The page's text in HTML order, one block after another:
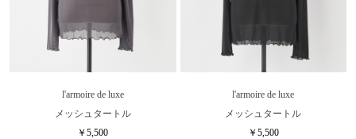
l'armoire de luxe
メッシュタートル
￥5,500
l'armoire de luxe
メッシュタートル
￥5,500